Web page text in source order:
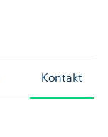
Kontakt